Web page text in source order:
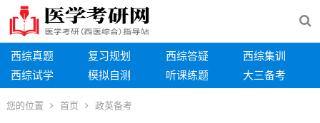
西综真题 复习规划 西综答疑
西综集训
西综试学
模拟自测 听课练题 大三备考
您的位置 首页 政英备考